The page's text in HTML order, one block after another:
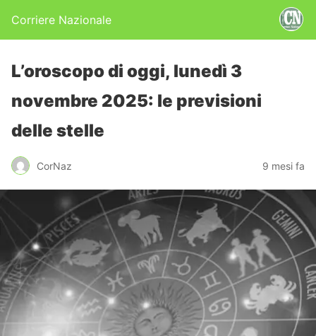
Corriere Nazionale
L’oroscopo di oggi, lunedì 3
novembre 2025: le previsioni
delle stelle
CorNaz 9 mesi fa